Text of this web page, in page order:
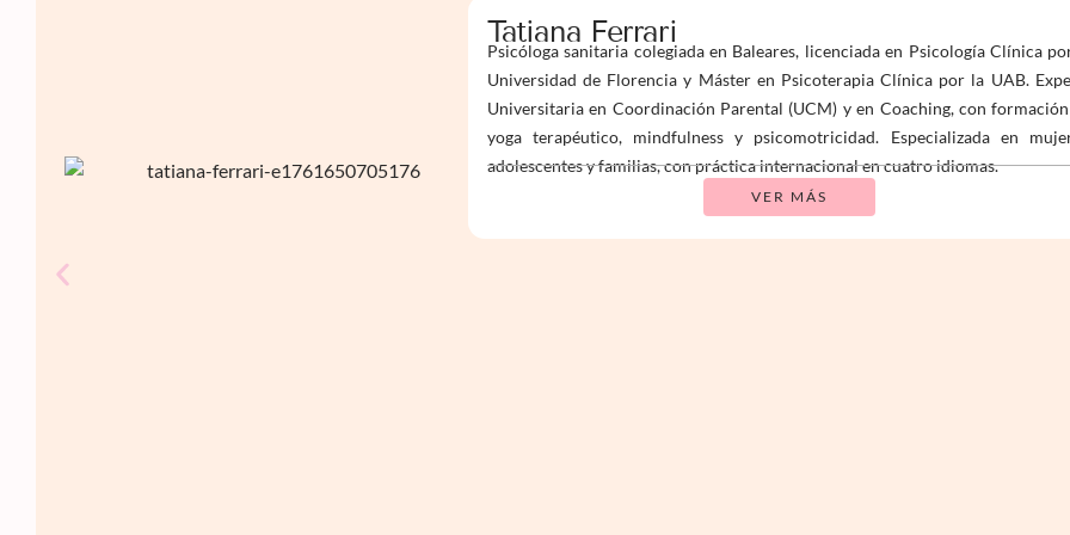
Tatiana Ferrari
Psicóloga sanitaria colegiada en Baleares, licenciada en Psicología Clínica
Universidad de Florencia y Máster en Psicoterapia Clínica por la UAB.
Universitaria en Coordinación Parental (UCM) y en Coaching, con
yoga terapéutico, mindfulness y psicomotricidad. Especializada en
adolescentes y familias, con práctica internacional en cuatro idiomas.
VER MÁS